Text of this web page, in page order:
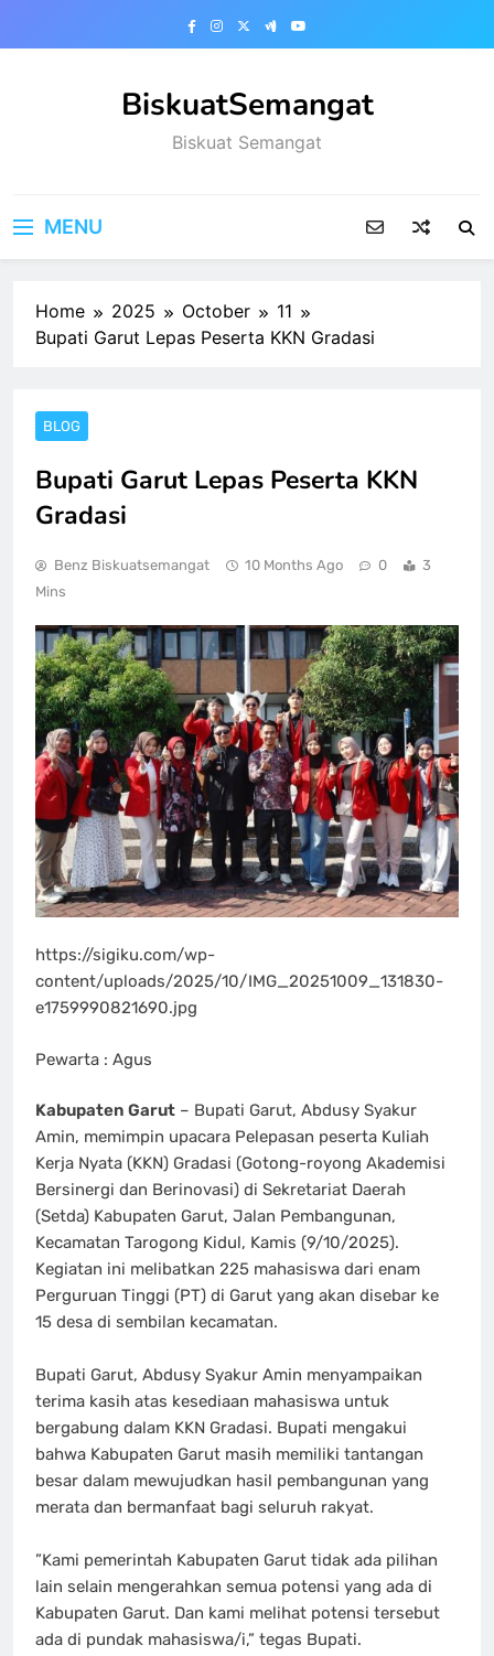
BiskuatSemangat
Biskuat Semangat
MENU
Home 2025 October
11
‎Bupati Garut Lepas Peserta KKN Gradasi
BLOG
‎Bupati Garut Lepas Peserta KKN
Gradasi
Benz Biskuatsemangat 10 Months Ago 0
3
Mins
https://sigiku.com/wp-
content/uploads/2025/10/IMG_20251009_131830-
e1759990821690.jpg
Pewarta : Agus
Kabupaten Garut – Bupati Garut, Abdusy Syakur
Amin, memimpin upacara Pelepasan peserta Kuliah
Kerja Nyata (KKN) Gradasi (Gotong-royong Akademisi
Bersinergi dan Berinovasi) di Sekretariat Daerah
(Setda) Kabupaten Garut, Jalan Pembangunan,
Kecamatan Tarogong Kidul, Kamis (9/10/2025).
Kegiatan ini melibatkan 225 mahasiswa dari enam
Perguruan Tinggi (PT) di Garut yang akan disebar ke
15 desa di sembilan kecamatan.
‎Bupati Garut, Abdusy Syakur Amin menyampaikan
terima kasih atas kesediaan mahasiswa untuk
bergabung dalam KKN Gradasi. Bupati mengakui
bahwa Kabupaten Garut masih memiliki tantangan
besar dalam mewujudkan hasil pembangunan yang
merata dan bermanfaat bagi seluruh rakyat.
‎”Kami pemerintah Kabupaten Garut tidak ada pilihan
lain selain mengerahkan semua potensi yang ada di
Kabupaten Garut. Dan kami melihat potensi tersebut
ada di pundak mahasiswa/i,” tegas Bupati.